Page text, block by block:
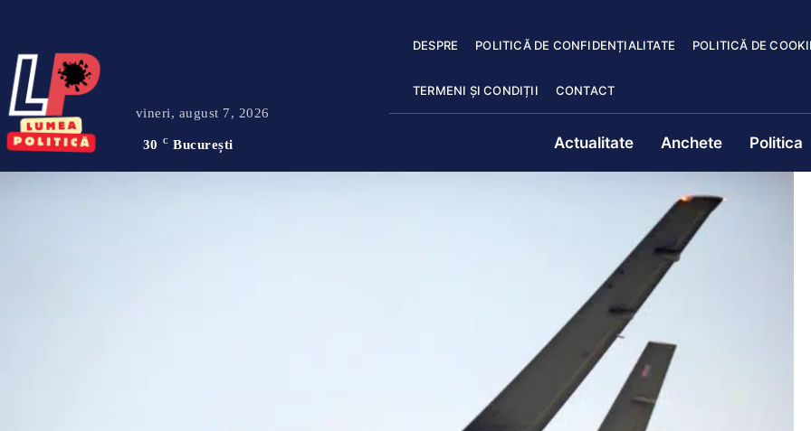
vineri, august 7, 2026
30 C București
DESPRE POLITICĂ DE CONFIDENȚIALITATE POLITICĂ DE
TERMENI ȘI CONDIȚII CONTACT
Actualitate Anchete Politica